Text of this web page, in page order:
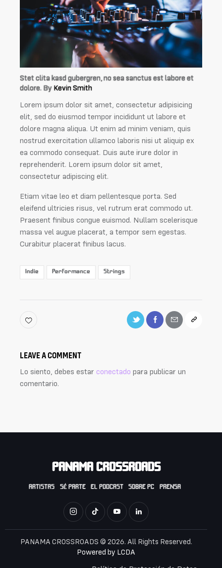
Stet clita kasd gubergren, no sea sanctus est labore et
dolore. By Kevin Smith
Lorem ipsum dolor sit amet, consectetur adipisicing
elit, sed do eiusmod tempor incididunt ut labore et
dolore magna aliqua. Ut enim ad minim veniam, quis
nostrud exercitation ullamco laboris nisi ut aliquip ex
ea commodo consequat. Duis aute irure dolor in
reprehenderit. Lorem ipsum dolor sit amet,
consectetur adipiscing elit.
Etiam vitae leo et diam pellentesque porta. Sed
eleifend ultricies risus, vel rutrum erat commodo ut.
Praesent finibus congue euismod. Nullam scelerisque
massa vel augue placerat, a tempor sem egestas.
Curabitur placerat finibus lacus.
Indie Performance Strings
LEAVE A COMMENT
Lo siento, debes estar conectado para publicar un
comentario.
PANAMA CROSSROADS
ARTISTAS SÉ PARTE EL PODCAST SOBRE PC PRENSA
PANAMA CROSSROADS © 2026. All Rights Reserved.
Powered by LCDA